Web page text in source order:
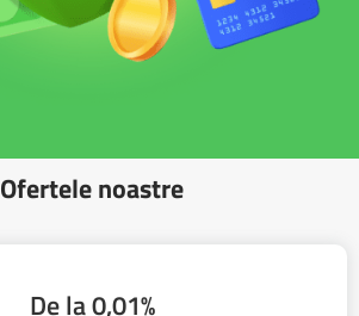
Ofertele noastre
De la 0,01%